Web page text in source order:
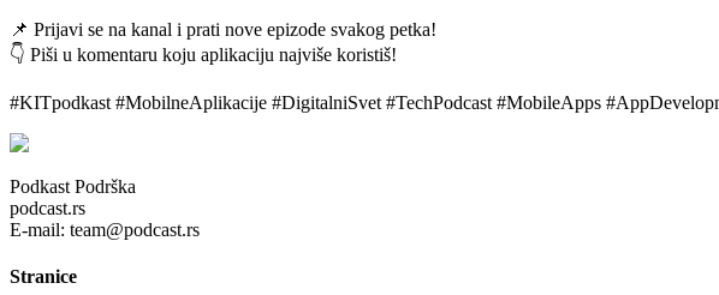
📌 Prijavi se na kanal i prati nove epizode svakog petka!
👇 Piši u komentaru koju aplikaciju najviše koristiš!
#KITpodkast #MobilneAplikacije #DigitalniSvet #TechPodcast #MobileApps
Podkast Podrška
podcast.rs
E-mail: team@podcast.rs
Stranice